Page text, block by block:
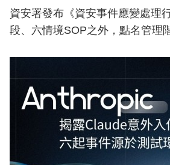
資安署發布《資安事件應變處理
段、六情境SOP之外，點名管理